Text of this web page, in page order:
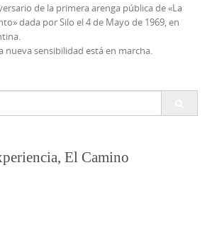
de la primera arenga pública de «La
dada por Silo el 4 de Mayo de 1969, en
nueva sensibilidad está en marcha.
El Camino